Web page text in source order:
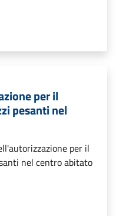
per il
pesanti nel
per il
nel centro abitato